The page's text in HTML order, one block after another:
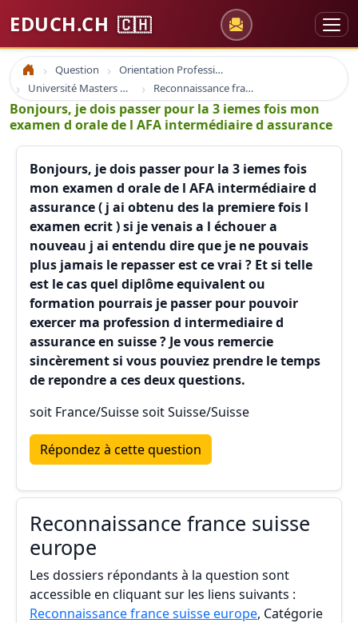
EDUCH.CH 🇨🇭
Accueil Question
Orientation Professionnelle
Université Masters Bachelor
Reconnaissance france suisse europe
Bonjours, je dois passer pour la 3 iemes fois mon
examen d orale de l AFA intermédiaire d assurance
Bonjours, je dois passer pour la 3 iemes fois
mon examen d orale de l AFA intermédiaire d
assurance ( j ai obtenu des la premiere fois l
examen ecrit ) si je venais a l échouer a
nouveau j ai entendu dire que je ne pouvais
plus jamais le repasser est ce vrai ? Et si telle
est le cas quel diplôme equivalent ou
formation pourrais je passer pour pouvoir
exercer ma profession d intermediaire d
assurance en suisse ? Je vous remercie
sincèrement si vous pouviez prendre le temps
de repondre a ces deux questions.
soit France/Suisse soit Suisse/Suisse
Répondez à cette question
Reconnaissance france suisse
europe
Les dossiers répondants à la question sont
accessible en cliquant sur les liens suivants :
Reconnaissance france suisse europe, Catégorie